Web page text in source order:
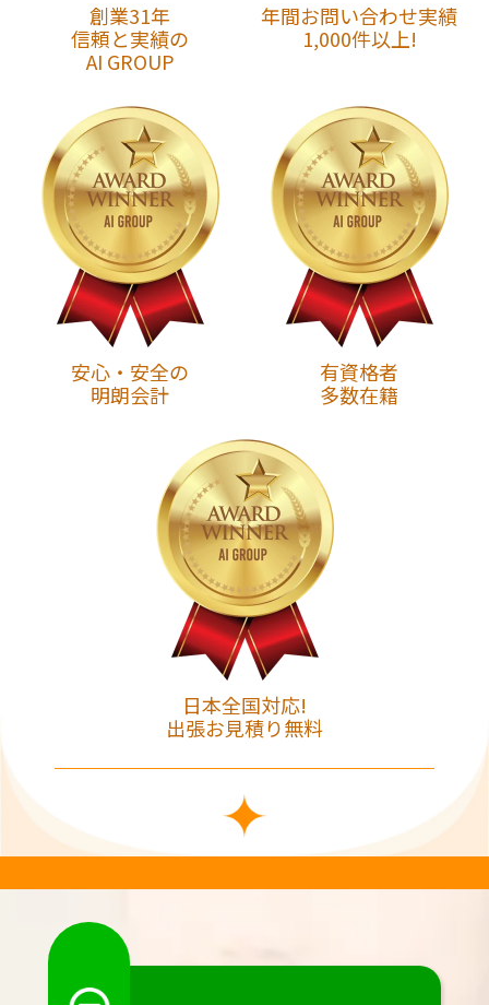
創業31年
信頼と実績の
AI GROUP
年間お問い合わせ実績
1,000件以上!
安心・安全の
明朗会計
有資格者
多数在籍
日本全国対応!
出張お見積り無料